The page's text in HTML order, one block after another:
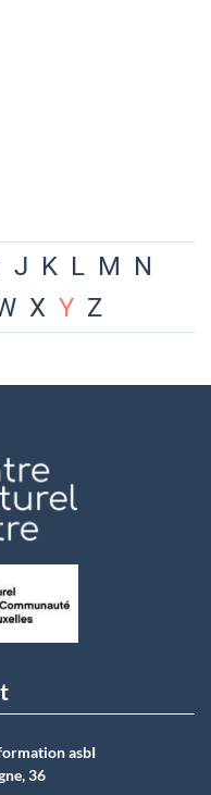
J K L M N
X Y Z
asbI
36